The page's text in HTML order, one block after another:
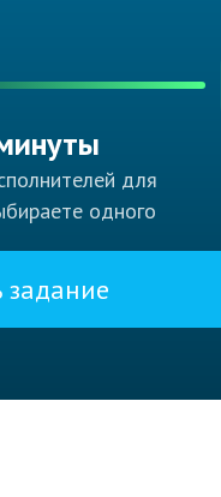
для
одного
задание